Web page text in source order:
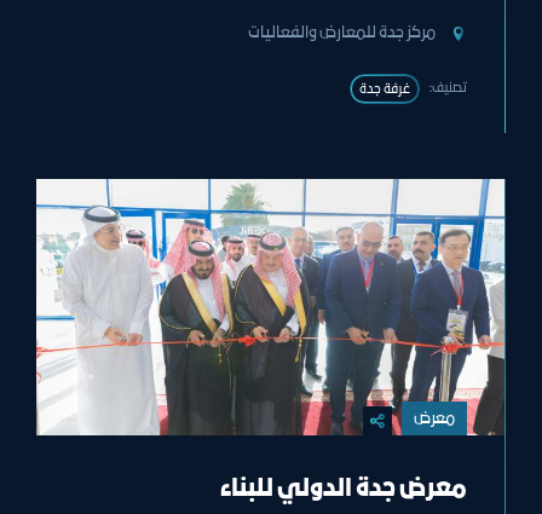
مركز جدة للمعارض والفعاليات
تصنيف: غرفة جدة
معرض
معرض جدة الدولي للبناء